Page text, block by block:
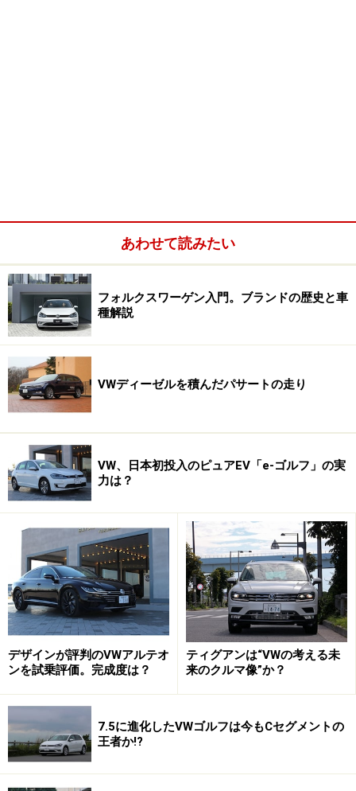
あわせて読みたい
フォルクスワーゲン入門。ブランドの歴史と車
種解説
VWディーゼルを積んだパサートの走り
VW、日本初投入のピュアEV「e-ゴルフ」の実
力は？
デザインが評判のVWアルテオ
ンを試乗評価。完成度は？
ティグアンは“VWの考える未
来のクルマ像”か？
7.5に進化したVWゴルフは今もCセグメントの
王者か!?